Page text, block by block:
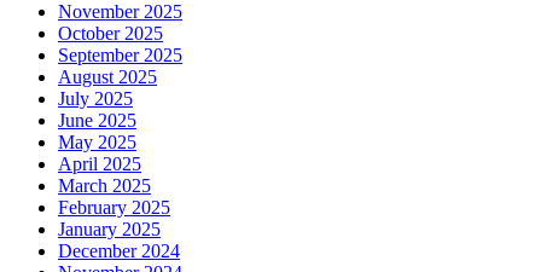
November 2025
October 2025
September 2025
August 2025
July 2025
June 2025
May 2025
April 2025
March 2025
February 2025
January 2025
December 2024